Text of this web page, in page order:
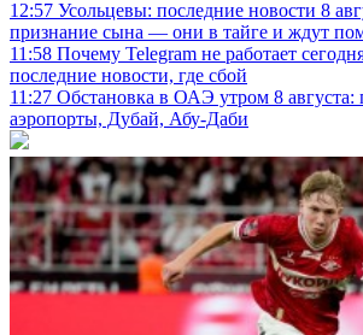
12:57 Усольцевы: последние новости 8
признание сына — они в тайге и ждут
11:58 Почему Telegram не работает
последние новости, где сбой
11:27 Обстановка в ОАЭ утром 8 августа:
аэропорты, Дубай, Абу-Даби